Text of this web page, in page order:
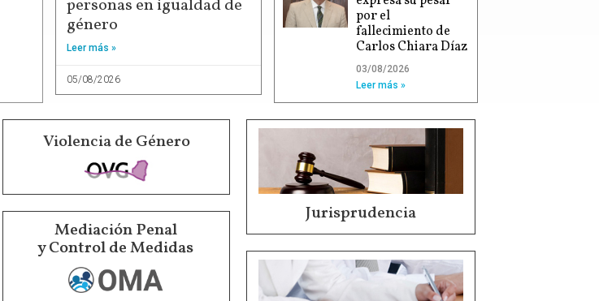
personas en igualdad de
género
Leer más »
05/08/2026
por el
fallecimiento de
Carlos Chiara Díaz
03/08/2026
Leer más »
Violencia de Género
Mediación Penal
y Control de Medidas
Jurisprudencia